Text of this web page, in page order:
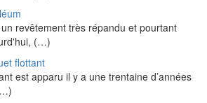
revêtement très répandu et pourtant
(…)
flottant
est apparu il y a une trentaine d’années